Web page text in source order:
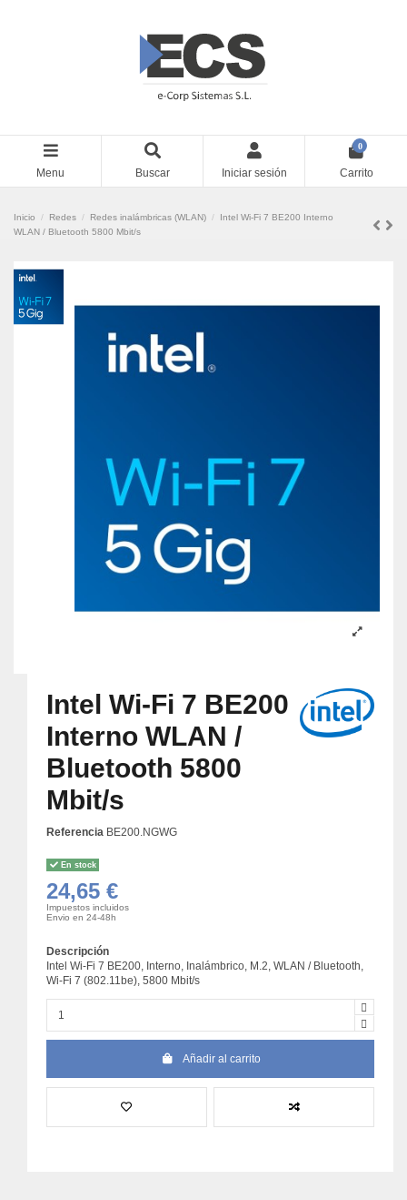
Menu Buscar Iniciar sesión
0
Carrito
Inicio Redes Redes inalámbricas (WLAN)
Intel Wi-Fi 7 BE200 Interno
WLAN / Bluetooth 5800 Mbit/s
Intel Wi-Fi 7 BE200
Interno WLAN /
Bluetooth 5800
Mbit/s
Referencia BE200.NGWG
En stock
24,65 €
Impuestos incluidos
Envio en 24-48h
Descripción
Intel Wi-Fi 7 BE200, Interno, Inalámbrico, M.2, WLAN / Bluetooth,
Wi-Fi 7 (802.11be), 5800 Mbit/s
Añadir al carrito